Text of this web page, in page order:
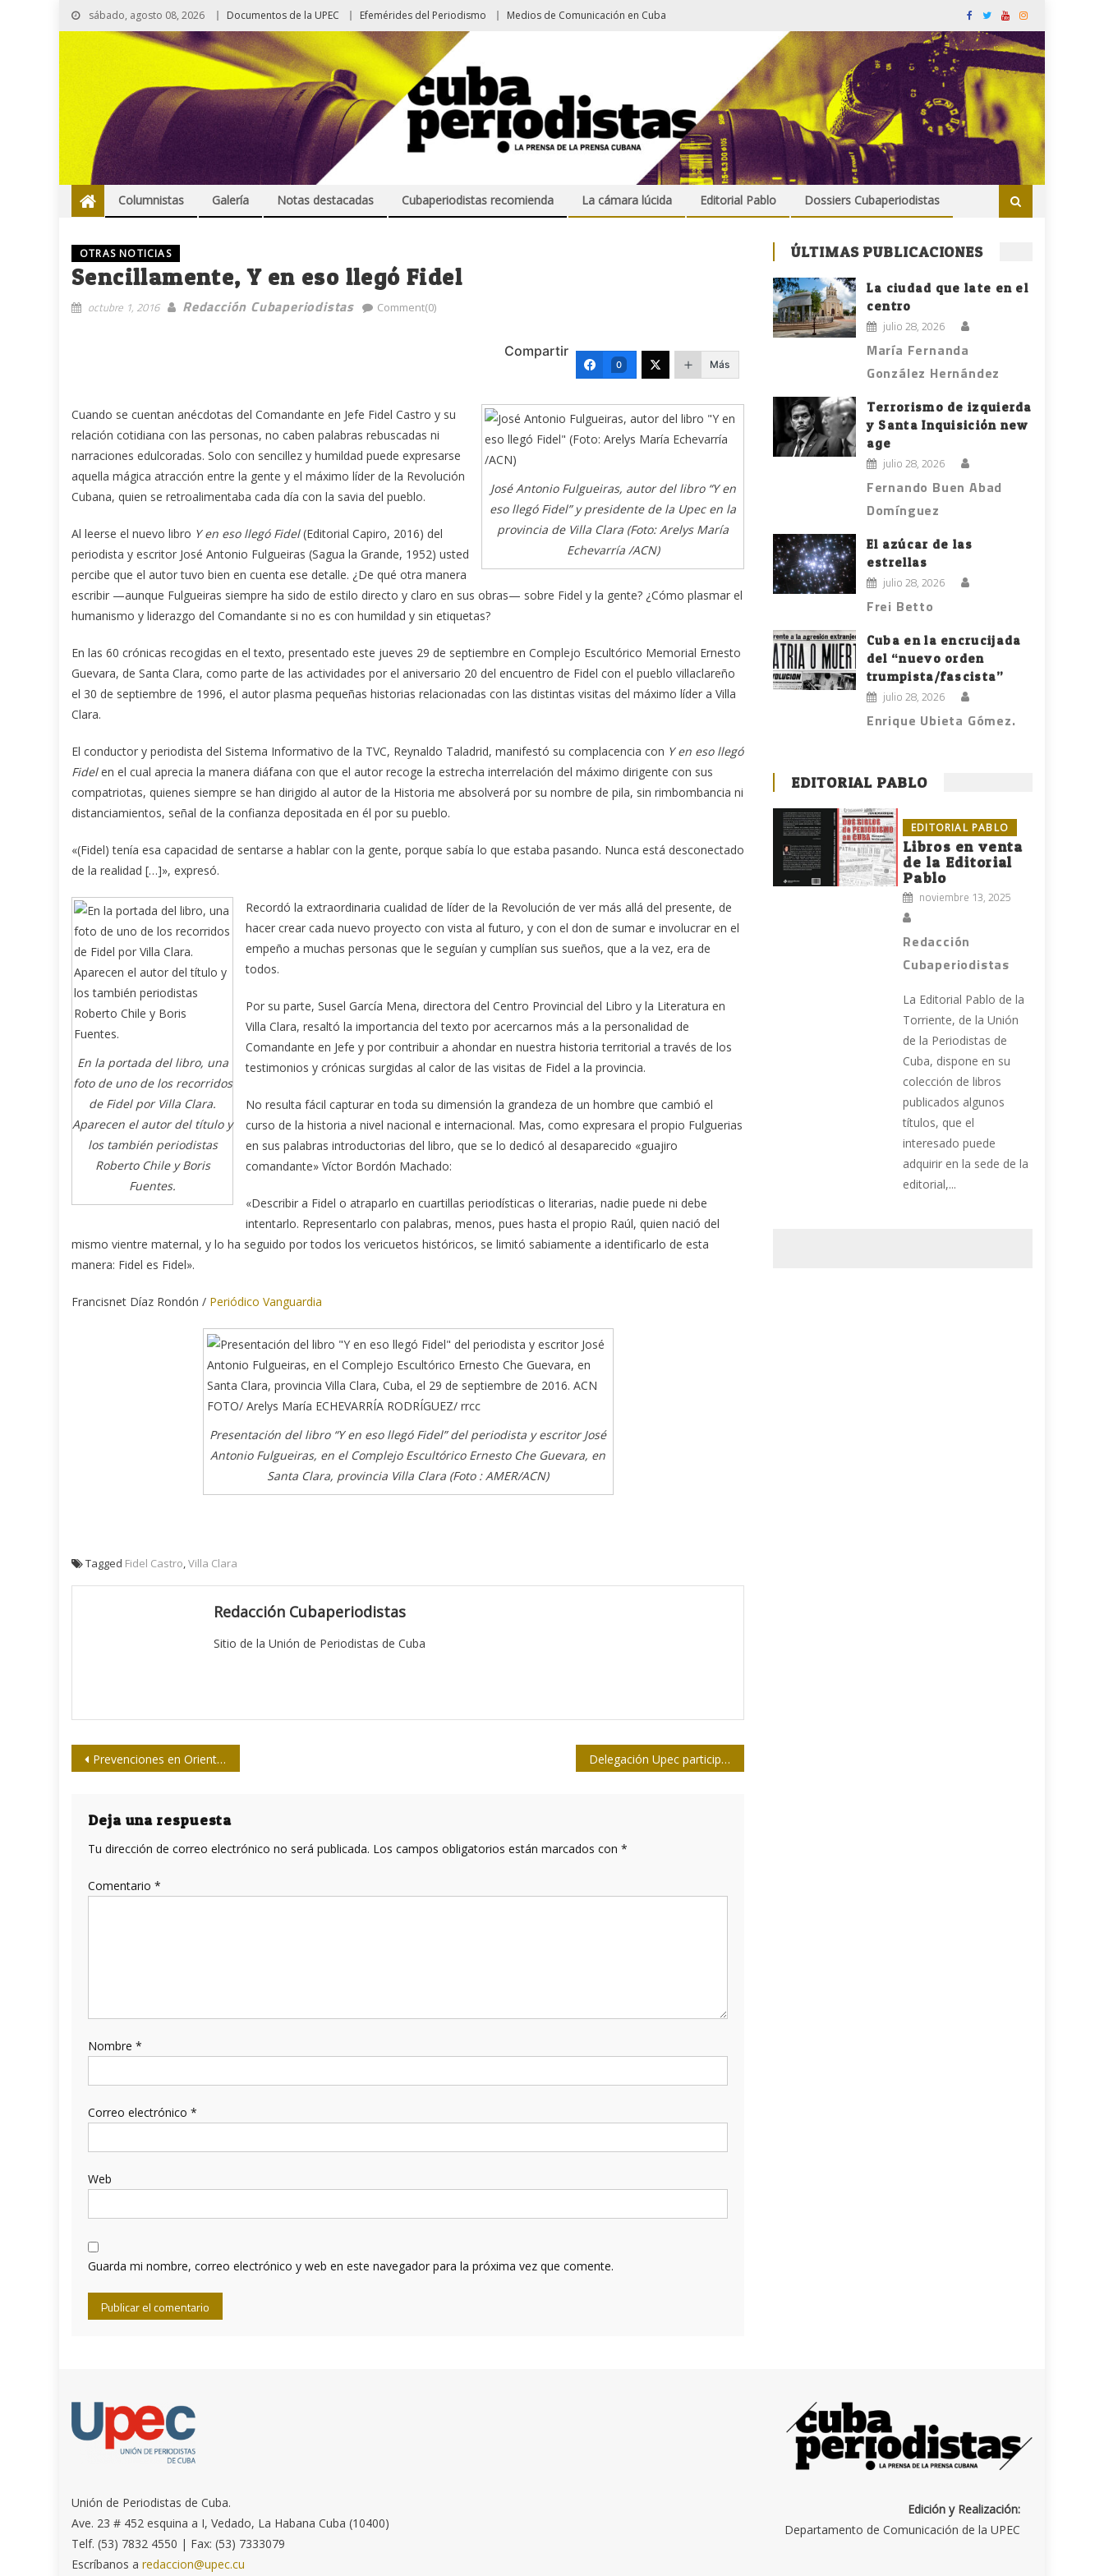
sábado, agosto 08, 2026 Documentos de la UPEC Efemérides del Periodismo Medios de Comunicación en Cuba
Columnistas Galería Notas destacadas Cubaperiodistas recomienda La cámara lúcida Editorial Pablo Dossiers Cubaperiodistas
OTRAS NOTICIAS
Sencillamente, Y en eso llegó Fidel
octubre 1, 2016 Redacción Cubaperiodistas Comment(0)
Compartir
0 Más
José Antonio Fulgueiras, autor del libro “Y en
eso llegó Fidel” y presidente de la Upec en la
provincia de Villa Clara (Foto: Arelys María
Echevarría /ACN)
Cuando se cuentan anécdotas del Comandante en Jefe Fidel Castro y su
relación cotidiana con las personas, no caben palabras rebuscadas ni
narraciones edulcoradas. Solo con sencillez y humildad puede expresarse
aquella mágica atracción entre la gente y el máximo líder de la Revolución
Cubana, quien se retroalimentaba cada día con la savia del pueblo.
Al leerse el nuevo libro Y en eso llegó Fidel(Editorial Capiro, 2016) del
periodista y escritor José Antonio Fulgueiras (Sagua la Grande, 1952) usted
percibe que el autor tuvo bien en cuenta ese detalle. ¿De qué otra manera
escribir —aunque Fulgueiras siempre ha sido de estilo directo y claro en sus obras— sobre Fidel y la gente? ¿Cómo plasmar el
humanismo y liderazgo del Comandante si no es con humildad y sin etiquetas?
En las 60 crónicas recogidas en el texto, presentado este jueves 29 de septiembre en Complejo Escultórico Memorial Ernesto
Guevara, de Santa Clara, como parte de las actividades por el aniversario 20 del encuentro de Fidel con el pueblo villaclareño
el 30 de septiembre de 1996, el autor plasma pequeñas historias relacionadas con las distintas visitas del máximo líder a Villa
Clara.
El conductor y periodista del Sistema Informativo de la TVC, Reynaldo Taladrid, manifestó su complacencia con Y en eso llegó
Fidelen el cual aprecia la manera diáfana con que el autor recoge la estrecha interrelación del máximo dirigente con sus
compatriotas, quienes siempre se han dirigido al autor de la Historia me absolverá por su nombre de pila, sin rimbombancia ni
distanciamientos, señal de la confianza depositada en él por su pueblo.
«(Fidel) tenía esa capacidad de sentarse a hablar con la gente, porque sabía lo que estaba pasando. Nunca está desconectado
de la realidad […]», expresó.
En la portada del libro, una
foto de uno de los recorridos
de Fidel por Villa Clara.
Aparecen el autor del título y
los también periodistas
Roberto Chile y Boris
Fuentes.
Recordó la extraordinaria cualidad de líder de la Revolución de ver más allá del presente, de
hacer crear cada nuevo proyecto con vista al futuro, y con el don de sumar e involucrar en el
empeño a muchas personas que le seguían y cumplían sus sueños, que a la vez, era de
todos.
Por su parte, Susel García Mena, directora del Centro Provincial del Libro y la Literatura en
Villa Clara, resaltó la importancia del texto por acercarnos más a la personalidad de
Comandante en Jefe y por contribuir a ahondar en nuestra historia territorial a través de los
testimonios y crónicas surgidas al calor de las visitas de Fidel a la provincia.
No resulta fácil capturar en toda su dimensión la grandeza de un hombre que cambió el
curso de la historia a nivel nacional e internacional. Mas, como expresara el propio Fulguerias
en sus palabras introductorias del libro, que se lo dedicó al desaparecido «guajiro
comandante» Víctor Bordón Machado:
«Describir a Fidel o atraparlo en cuartillas periodísticas o literarias, nadie puede ni debe
intentarlo. Representarlo con palabras, menos, pues hasta el propio Raúl, quien nació del
mismo vientre maternal, y lo ha seguido por todos los vericuetos históricos, se limitó sabiamente a identificarlo de esta
manera: Fidel es Fidel».
Francisnet Díaz Rondón / Periódico Vanguardia
Presentación del libro “Y en eso llegó Fidel” del periodista y escritor José
Antonio Fulgueiras, en el Complejo Escultórico Ernesto Che Guevara, en
Santa Clara, provincia Villa Clara (Foto : AMER/ACN)
Tagged Fidel Castro,Villa Clara
Redacción Cubaperiodistas
Sitio de la Unión de Periodistas de Cuba
Navegación
entradas
Prevenciones en Oriente ante proximidad del peligroso huracán Matthew Delegación Upec participa en Seminario Internacional en Perú
Deja una respuesta
Tu dirección de correo electrónico no será publicada. Los campos obligatorios están marcados con *
Comentario *
Nombre *
Correo electrónico *
Web
Guarda mi nombre, correo electrónico y web en este navegador para la próxima vez que comente.
ÚLTIMAS PUBLICACIONES
La ciudad que late en el
centro
julio 28, 2026
María Fernanda
González Hernández
Terrorismo de izquierda
y Santa Inquisición new
age
julio 28, 2026
Fernando Buen Abad
Domínguez
El azúcar de las
estrellas
julio 28, 2026
Frei Betto
Cuba en la encrucijada
del “nuevo orden
trumpista/fascista”
julio 28, 2026
Enrique Ubieta Gómez.
EDITORIAL PABLO
EDITORIAL PABLO
Libros en venta
de la Editorial
Pablo
noviembre 13, 2025
Redacción
Cubaperiodistas
La Editorial Pablo de la
Torriente, de la Unión
de la Periodistas de
Cuba, dispone en su
colección de libros
publicados algunos
títulos, que el
interesado puede
adquirir en la sede de la
editorial,...
Unión de Periodistas de Cuba.
Ave. 23 # 452 esquina a I, Vedado, La Habana Cuba (10400)
Telf. (53) 7832 4550 | Fax: (53) 7333079
Escríbanos aredaccion@upec.cu
Edición y Realización:
Departamento de Comunicación de la UPEC